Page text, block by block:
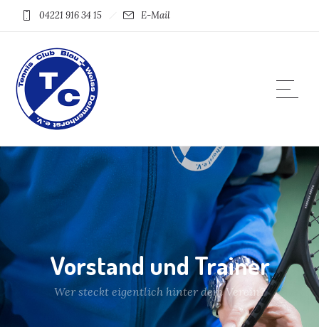
04221 916 34 15 E-Mail
Vorstand und Trainer
Wer steckt eigentlich hinter dem Verein?